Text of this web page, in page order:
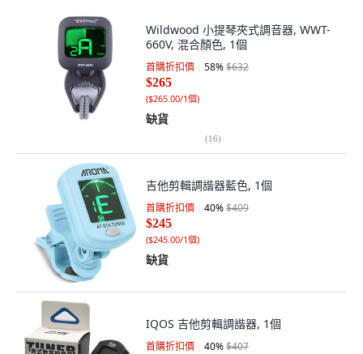
Wildwood 小提琴夾式調音器, WWT-
660V, 混合顏色, 1個
首購折扣價 58%$632
$265
($265.00/1個)
缺貨
(16)
吉他剪輯調諧器藍色, 1個
首購折扣價 40%$409
$245
($245.00/1個)
缺貨
IQOS 吉他剪輯調諧器, 1個
首購折扣價 40%$407